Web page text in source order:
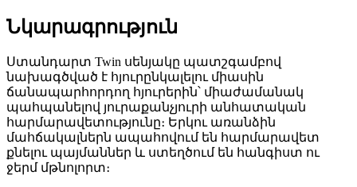
Նկարագրություն
Ստանդարտ Twin սենյակը պատշգամբով
նախագծված է հյուրընկալելու միասին
ճանապարհորդող հյուրերին՝ միաժամանակ
պահպանելով յուրաքանչյուրի անհատական
հարմարավետությունը։ Երկու առանձին
մահճակալներն ապահովում են հարմարավետ
քնելու պայմաններ և ստեղծում են հանգիստ ու
ջերմ մթնոլորտ։